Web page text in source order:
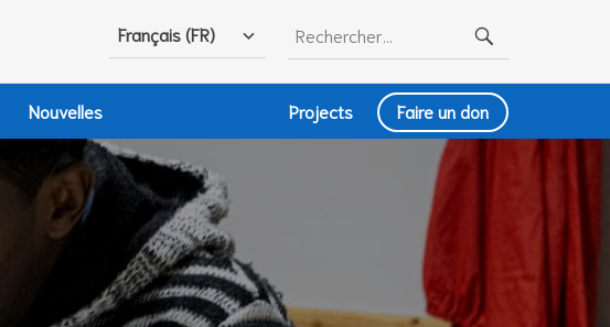
Rechercher :
Français (FR)
Nouvelles Projects Faire un don